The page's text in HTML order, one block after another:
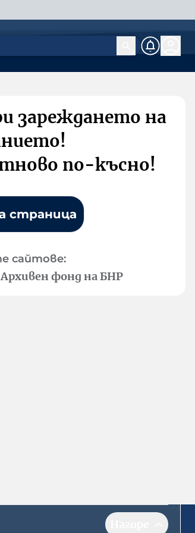
зареждането на
по-късно!
страница
сайтове:
Архивен фонд на БНР